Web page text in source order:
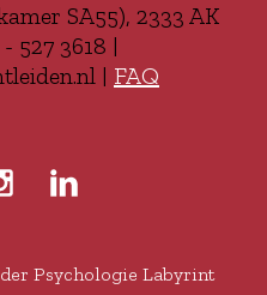
SA55), 2333 AK
527 3618 |
| FAQ
Psychologie Labyrint